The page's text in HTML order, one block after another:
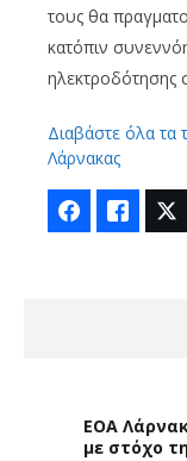
τους θα
κατόπιν
ηλεκτροδότησης
Διαβάστε όλα τα
Λάρνακας
FacebookLike
ΕΟΑ
με στόχο